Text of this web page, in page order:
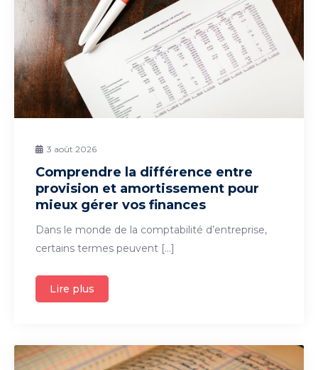
3 août 2026
Comprendre la différence entre
provision et amortissement pour
mieux gérer vos finances
Dans le monde de la comptabilité d’entreprise,
certains termes peuvent […]
Lire plus